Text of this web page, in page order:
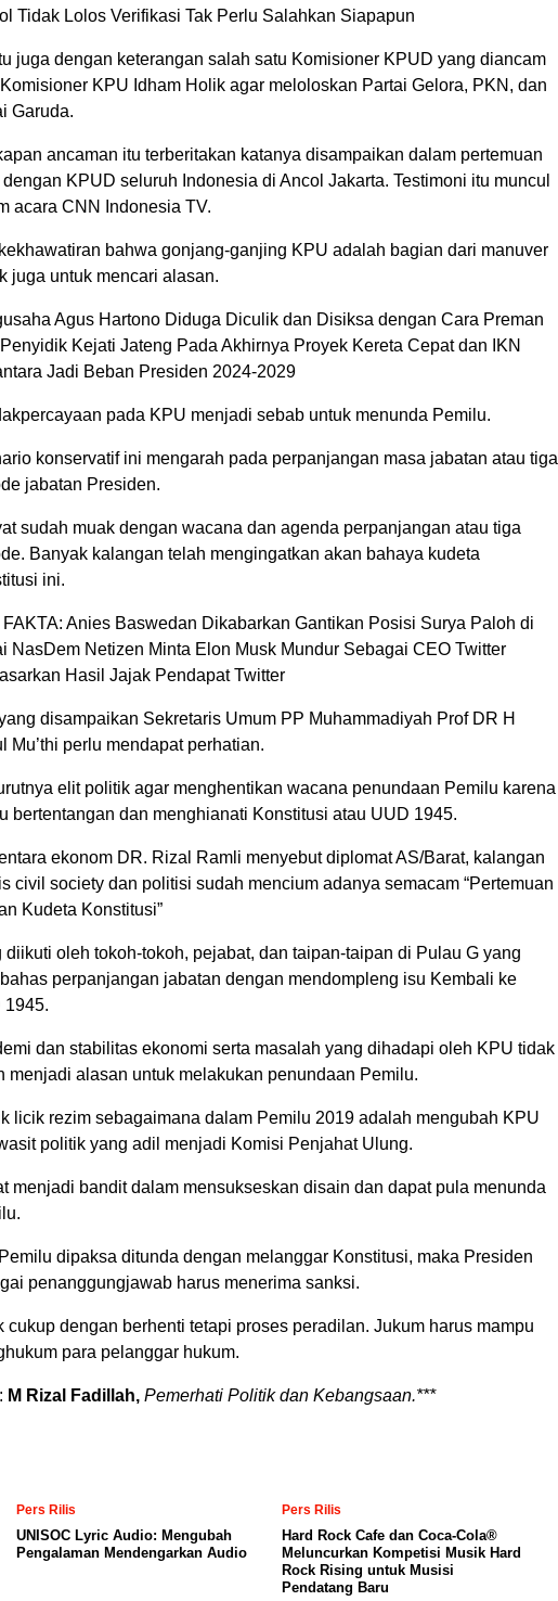
Tidak Lolos Verifikasi Tak Perlu Salahkan Siapapun
juga dengan keterangan salah satu Komisioner KPUD yang diancam
KPU Idham Holik agar meloloskan Partai Gelora, PKN, dan
Garuda.
ancaman itu terberitakan katanya disampaikan dalam pertemuan
dengan KPUD seluruh Indonesia di Ancol Jakarta. Testimoni itu muncul
acara CNN Indonesia TV.
bahwa gonjang-ganjing KPU adalah bagian dari manuver
juga untuk mencari alasan.
Agus Hartono Diduga Diculik dan Disiksa dengan Cara Preman
Kejati Jateng Pada Akhirnya Proyek Kereta Cepat dan IKN
Jadi Beban Presiden 2024-2029
pada KPU menjadi sebab untuk menunda Pemilu.
konservatif ini mengarah pada perpanjangan masa jabatan atau tiga
jabatan Presiden.
sudah muak dengan wacana dan agenda perpanjangan atau tiga
Banyak kalangan telah mengingatkan akan bahaya kudeta
ini.
Anies Baswedan Dikabarkan Gantikan Posisi Surya Paloh di
NasDem Netizen Minta Elon Musk Mundur Sebagai CEO Twitter
Hasil Jajak Pendapat Twitter
disampaikan Sekretaris Umum PP Muhammadiyah Prof DR H
Mu’thi perlu mendapat perhatian.
elit politik agar menghentikan wacana penundaan Pemilu karena
bertentangan dan menghianati Konstitusi atau UUD 1945.
ekonom DR. Rizal Ramli menyebut diplomat AS/Barat, kalangan
civil society dan politisi sudah mencium adanya semacam “Pertemuan
Kudeta Konstitusi”
diikuti oleh tokoh-tokoh, pejabat, dan taipan-taipan di Pulau G yang
perpanjangan jabatan dengan mendompleng isu Kembali ke
1945.
dan stabilitas ekonomi serta masalah yang dihadapi oleh KPU tidak
menjadi alasan untuk melakukan penundaan Pemilu.
licik rezim sebagaimana dalam Pemilu 2019 adalah mengubah KPU
politik yang adil menjadi Komisi Penjahat Ulung.
menjadi bandit dalam mensukseskan disain dan dapat pula menunda
dipaksa ditunda dengan melanggar Konstitusi, maka Presiden
penanggungjawab harus menerima sanksi.
cukup dengan berhenti tetapi proses peradilan. Jukum harus mampu
para pelanggar hukum.
M Rizal Fadillah, Pemerhati Politik dan Kebangsaan.***
Pers Rilis
UNISOC Lyric Audio: Mengubah
Pengalaman Mendengarkan Audio
Pers Rilis
Hard Rock Cafe dan Coca-Cola®
Meluncurkan Kompetisi Musik Hard
Rock Rising untuk Musisi
Pendatang Baru